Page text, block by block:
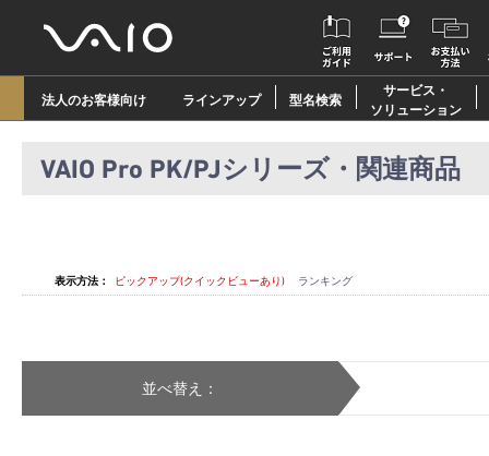
法人のお客様向け ラインアップ 型名検索
サービス・
ソリューション
VAIO Pro PK/PJシリーズ・関連商品
表示方法： ピックアップ(クイックビューあり) ランキング
並べ替え：